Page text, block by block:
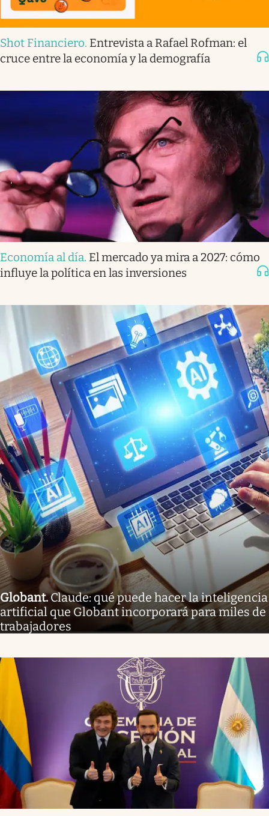
Shot Financiero. Entrevista a Rafael Rofman: el
cruce entre la economía y la demografía
Economía al día. El mercado ya mira a 2027: cómo
influye la política en las inversiones
Globant.Claude: qué puede hacer la inteligencia
artificial que Globant incorporará para miles de
trabajadores